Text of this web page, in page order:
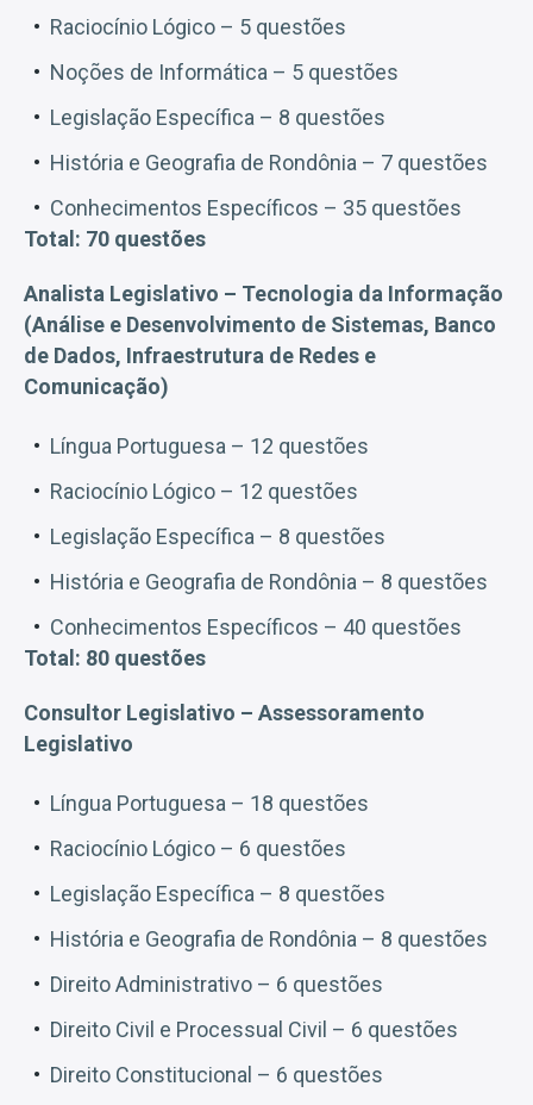
Raciocínio Lógico – 5 questões
Noções de Informática – 5 questões
Legislação Específica – 8 questões
História e Geografia de Rondônia – 7 questões
Conhecimentos Específicos – 35 questões
Total: 70 questões
Analista Legislativo – Tecnologia da Informação
(Análise e Desenvolvimento de Sistemas, Banco
de Dados, Infraestrutura de Redes e
Comunicação)
Língua Portuguesa – 12 questões
Raciocínio Lógico – 12 questões
Legislação Específica – 8 questões
História e Geografia de Rondônia – 8 questões
Conhecimentos Específicos – 40 questões
Total: 80 questões
Consultor Legislativo – Assessoramento
Legislativo
Língua Portuguesa – 18 questões
Raciocínio Lógico – 6 questões
Legislação Específica – 8 questões
História e Geografia de Rondônia – 8 questões
Direito Administrativo – 6 questões
Direito Civil e Processual Civil – 6 questões
Direito Constitucional – 6 questões